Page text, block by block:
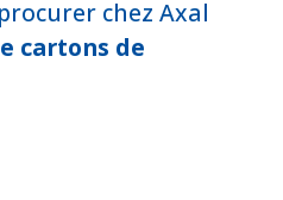
chez Axal
cartons de